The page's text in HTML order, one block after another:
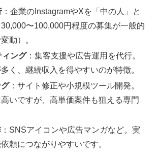
：企業のInstagramやXを「中の人」と
〜100,000円程度の募集が一般的
動）。
ィング：集客支援や広告運用を代行。
く、継続収入を得やすいのが特徴。
：サイト修正や小規模ツール開発。
いですが、高単価案件も狙える専門
：SNSアイコンや広告マンガなど。実
頼につながりやすいです。